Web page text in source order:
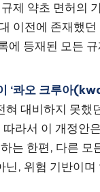
제 약초 면허
이전에 존재했
에 등재된 모든
‘콰오 크루아
혀 대비하지 못
라서 이 개정안
는 한편, 다른
닌, 위험 기반이